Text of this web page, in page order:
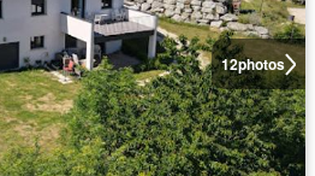
12photos